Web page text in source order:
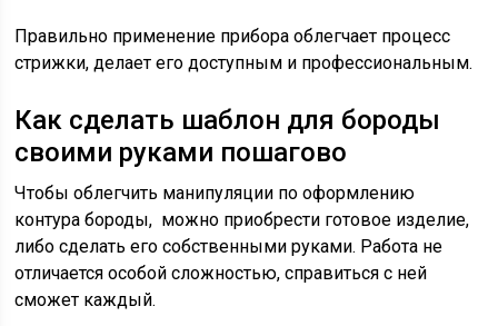
Правильно применение прибора облегчает процесс
стрижки, делает его доступным и профессиональным.
Как сделать шаблон для бороды
своими руками пошагово
Чтобы облегчить манипуляции по оформлению
контура бороды, можно приобрести готовое изделие,
либо сделать его собственными руками. Работа не
отличается особой сложностью, справиться с ней
сможет каждый.